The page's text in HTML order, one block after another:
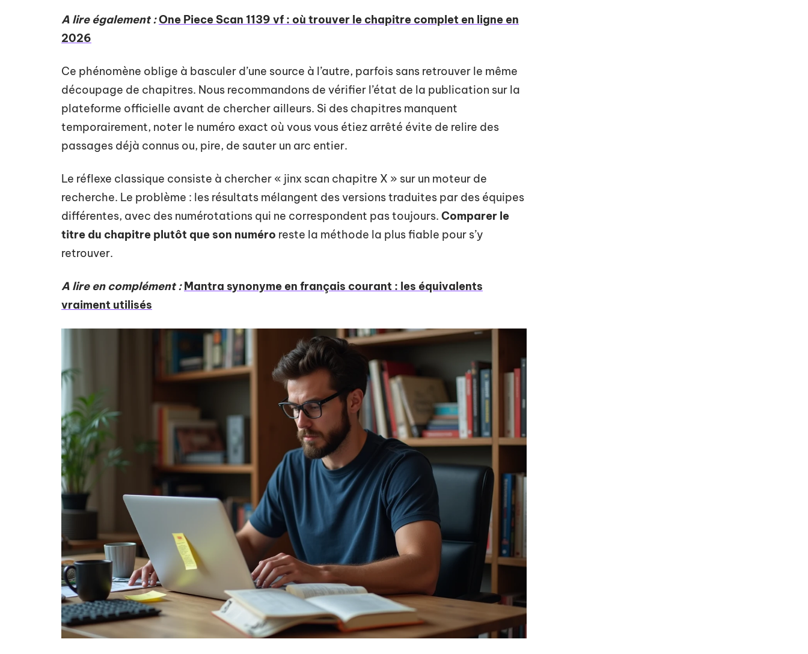
A lire également :One Piece Scan 1139 vf : où trouver le chapitre complet en ligne en
2026
Ce phénomène oblige à basculer d’une source à l’autre, parfois sans retrouver le même
découpage de chapitres. Nous recommandons de vérifier l’état de la publication sur la
plateforme officielle avant de chercher ailleurs. Si des chapitres manquent
temporairement, noter le numéro exact où vous vous étiez arrêté évite de relire des
passages déjà connus ou, pire, de sauter un arc entier.
Le réflexe classique consiste à chercher « jinx scan chapitre X » sur un moteur de
recherche. Le problème : les résultats mélangent des versions traduites par des équipes
différentes, avec des numérotations qui ne correspondent pas toujours. Comparer le
titre du chapitre plutôt que son numéro reste la méthode la plus fiable pour s’y
retrouver.
A lire en complément : Mantra synonyme en français courant : les équivalents
vraiment utilisés